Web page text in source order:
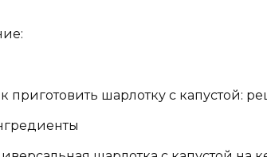
приготовить шарлотку с капустой: